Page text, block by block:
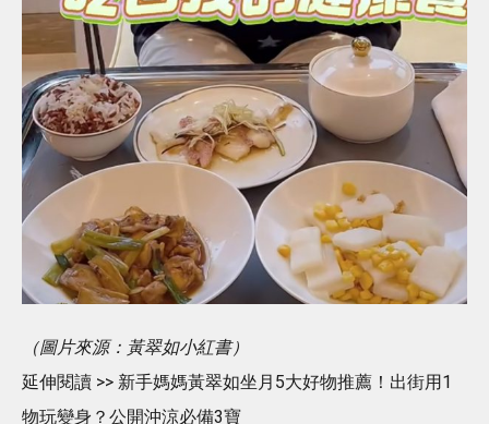
（圖片來源：黃翠如小紅書）
延伸閱讀 >> 新手媽媽黃翠如坐月5大好物推薦！出街用1
物玩變身？公開沖涼必備3寶